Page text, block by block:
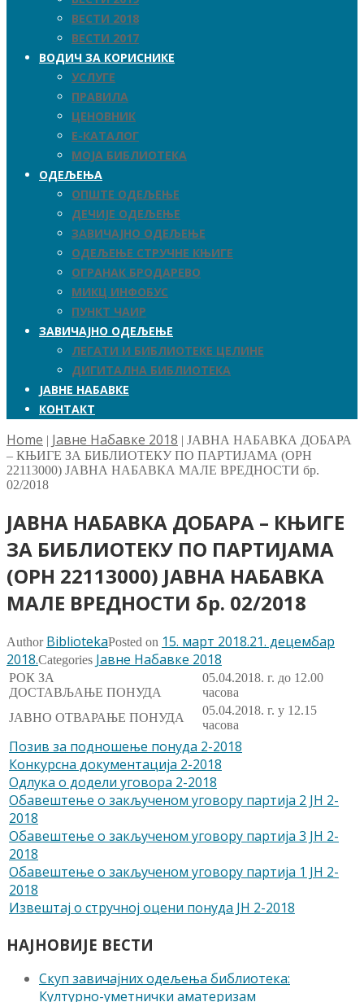
ВЕСТИ 2018
ВЕСТИ 2017
ВОДИЧ ЗА КОРИСНИКЕ
УСЛУГЕ
ПРАВИЛА
ЦЕНОВНИК
Е-КАТАЛОГ
МОЈА БИБЛИОТЕКА
ОДЕЉЕЊА
ОПШТЕ ОДЕЉЕЊЕ
ДЕЧИЈЕ ОДЕЉЕЊЕ
ЗАВИЧАЈНО ОДЕЉЕЊЕ
ОДЕЉЕЊЕ СТРУЧНЕ КЊИГЕ
ОГРАНАК БРОДАРЕВО
МИКЦ ИНФОБУС
ПУНКТ ЧАИР
ЗАВИЧАЈНО ОДЕЉЕЊЕ
ЛЕГАТИ И БИБЛИОТЕКЕ ЦЕЛИНЕ
ДИГИТАЛНА БИБЛИОТЕКА
ЈАВНЕ НАБАВКЕ
КОНТАКТ
Home | Јавне Набавке 2018 | ЈАВНА НАБАВКА ДОБАРА
– КЊИГЕ ЗА БИБЛИОТЕКУ ПО ПАРТИЈАМА (OРН
22113000) ЈАВНА НАБАВКА МАЛЕ ВРЕДНОСТИ бр.
02/2018
ЈАВНА НАБАВКА ДОБАРА – КЊИГЕ
ЗА БИБЛИОТЕКУ ПО ПАРТИЈАМА
(OРН 22113000) ЈАВНА НАБАВКА
МАЛЕ ВРЕДНОСТИ бр. 02/2018
Author BibliotekaPosted on 15. март 2018.21. децембар
2018.Categories Јавне Набавке 2018
РОК ЗА
ДОСТАВЉАЊЕ ПОНУДА
05.04.2018. г. до 12.00
часова
ЈАВНО ОТВАРАЊЕ ПОНУДА
05.04.2018. г. у 12.15
часова
Позив за подношење понуда 2-2018
Конкурсна документација 2-2018
Одлука о додели уговора 2-2018
Обавештење о закљученом уговору партија 2 ЈН 2-
2018
Обавештење о закљученом уговору партија 3 ЈН 2-
2018
Обавештење о закљученом уговору партија 1 ЈН 2-
2018
Извештај о стручној оцени понуда ЈН 2-2018
НАЈНОВИЈЕ ВЕСТИ
Скуп завичајних одељења библиотека:
Културно-уметнички аматеризам